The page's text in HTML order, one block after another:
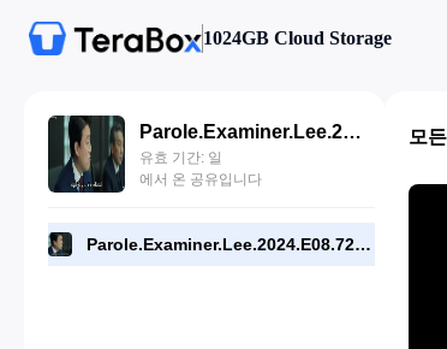
1024GB Cloud Storage
Parole.Examiner.Lee.2024.E08.720p.WEB.[RMC].mp4
유효 기간: 일
에서 온 공유입니다
Parole.Examiner.Lee.2024.E08.720p.WEB.[RMC].mp4
모